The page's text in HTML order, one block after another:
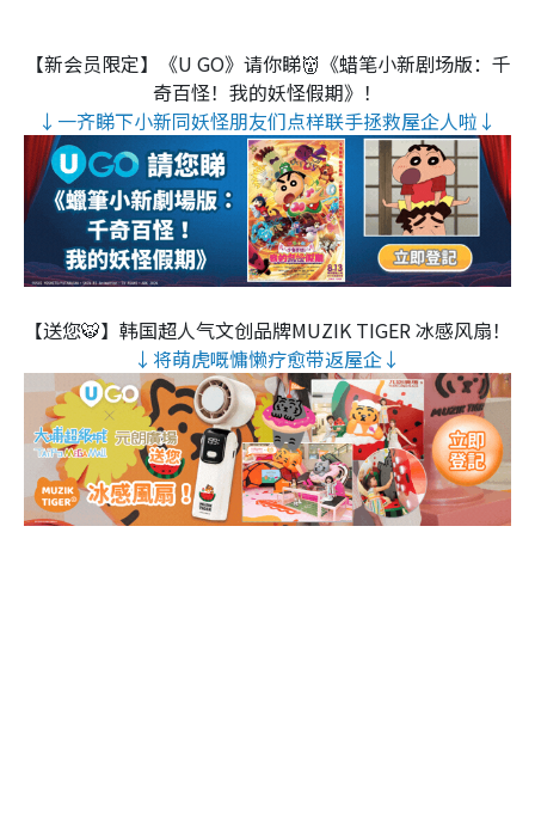
【新会员限定】《U GO》请你睇👹《蜡笔小新剧场版：千
奇百怪！我的妖怪假期》！
↓一齐睇下小新同妖怪朋友们点样联手拯救屋企人啦↓
【送您🐯】韩国超人气文创品牌MUZIK TIGER 冰感风扇！
↓将萌虎嘅慵懒疗愈带返屋企↓